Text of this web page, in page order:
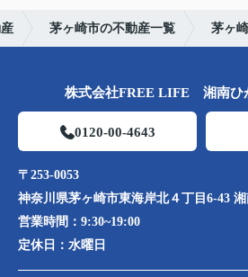
茅ヶ崎市の不動産一覧 茅ヶ
株式会社FREE LIFE 湘南ひ
0120-00-4643
〒253-0053
神奈川県茅ヶ崎市東海岸北４丁目6-43
営業時間： 9:30~19:00
定休日： 水曜日